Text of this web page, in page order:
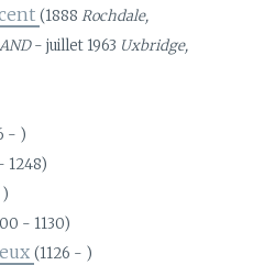
(1888Rochdale,
- juillet 1963 Uxbridge,
- )
1248)
)
- 1130)
(1126 - )